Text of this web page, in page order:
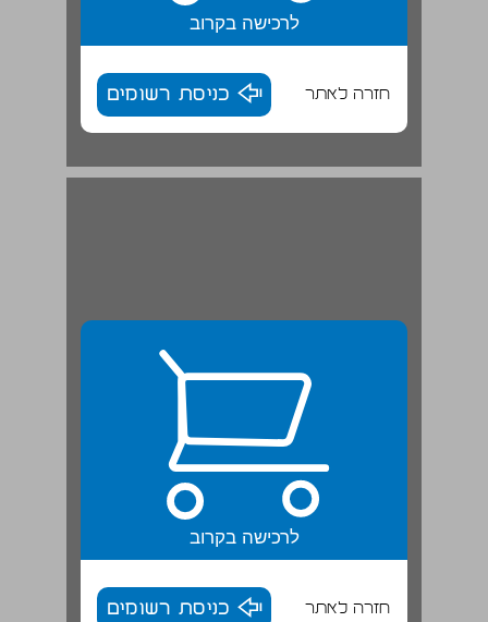
לרכישה בקרוב
חזרה לאתר כניסת רשומים
שיעור בצבעים ובצורות | סרט ... 20
לרכישה בקרוב
חזרה לאתר כניסת רשומים